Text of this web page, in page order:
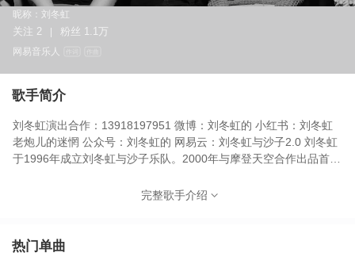
昵称： 刘冬虹
关注 2 粉丝 1.1万
网易音乐人
歌手简介
刘冬虹演出合作：13918197951 微博：刘冬虹的 小红书：刘冬虹
老炮儿的迷惘 公众号：刘冬虹的 网易云：刘冬虹与沙子2.0 刘冬虹
于1996年成立刘冬虹与沙子乐队。2000年与摩登天空合作出品首张
《一个早已成为童话的世界》，《玻璃盒子里的宝贝儿》，《爱与
丰沛的情感在每一首作品里自然游走，整体风格时而迷幻犀利、时
完整歌手介绍
热门单曲